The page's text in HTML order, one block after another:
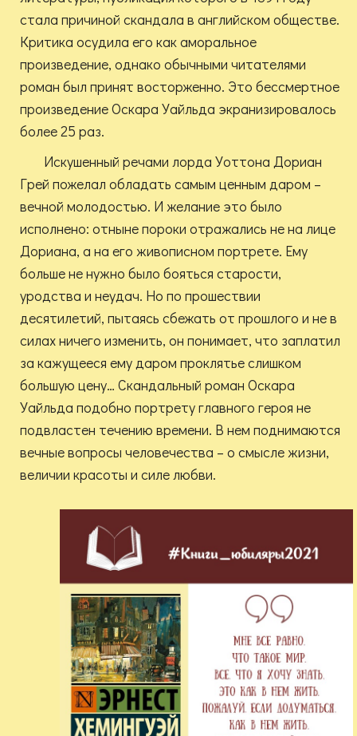
стала причиной скандала в английском обществе.
Критика осудила его как аморальное
произведение, однако обычными читателями
роман был принят восторженно. Это бессмертное
произведение Оскара Уайльда экранизировалось
более 25 раз.
Искушенный речами лорда Уоттона Дориан
Грей пожелал обладать самым ценным даром –
вечной молодостью. И желание это было
исполнено: отныне пороки отражались не на лице
Дориана, а на его живописном портрете. Ему
больше не нужно было бояться старости,
уродства и неудач. Но по прошествии
десятилетий, пытаясь сбежать от прошлого и не в
силах ничего изменить, он понимает, что заплатил
за кажущееся ему даром проклятье слишком
большую цену… Скандальный роман Оскара
Уайльда подобно портрету главного героя не
подвластен течению времени. В нем поднимаются
вечные вопросы человечества – о смысле жизни,
величии красоты и силе любви.